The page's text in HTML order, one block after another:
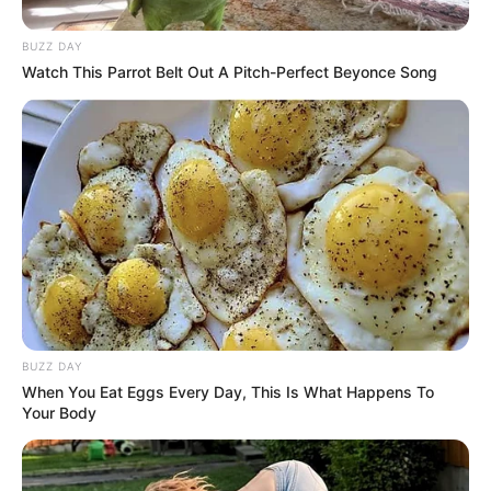
NUMEROS ASTRO QUINTE CHANCE DU JOUR
Spécial Tocard du PRIX DU BASSIN
BUZZ DAY
Watch This Parrot Belt Out A Pitch-Perfect Beyonce Song
BUZZ DAY
When You Eat Eggs Every Day, This Is What Happens To
Your Body